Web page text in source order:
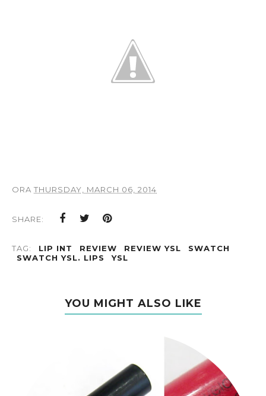
ORA THURSDAY, MARCH 06, 2014
SHARE:
TAG: LIP INT REVIEW REVIEW YSL
SWATCH
SWATCH YSL. LIPS
YSL
YOU MIGHT ALSO LIKE